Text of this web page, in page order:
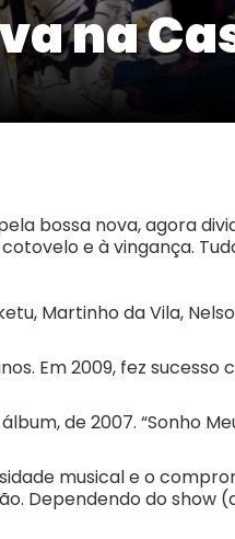
na
bossa nova, agora
e à vingança.
Martinho da Vila,
Em 2009, fez sucesso
de 2007. “Sonho
musical e o
Dependendo do show